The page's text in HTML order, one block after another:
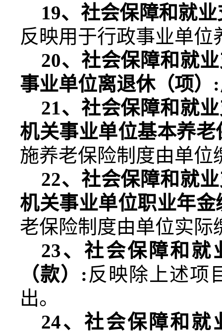
19、社会保障和就
反映用于行政事业单位
20、社会保障和就
事业单位离退休（项） :
21、社会保障和就
机关事业单位基本养
施养老保险制度由单位
22、社会保障和就
机关事业单位职业年
老保险制度由单位实际
23、社会保障和就
（款） : 反映除上述项
出。
24、社会保障和就